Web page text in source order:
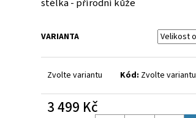
VARIANTA
Zvolte variantu Kód: Zvolte variantu
3 499 Kč